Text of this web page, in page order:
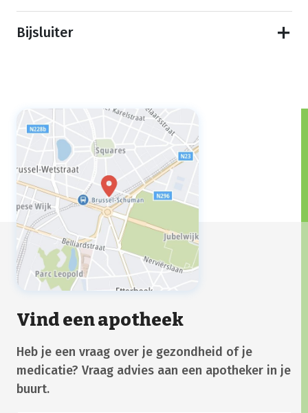
Bijsluiter
Vind een apotheek
Heb je een vraag over je gezondheid of je
medicatie? Vraag advies aan een apotheker in je
buurt.